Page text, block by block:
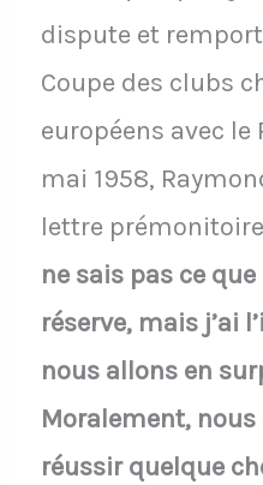
dispute et
Coupe des clubs
européens avec le
mai 1958,
lettre
ne sais pas ce
réserve, mais j’ai
nous allons en
Moralement,
réussir quelque